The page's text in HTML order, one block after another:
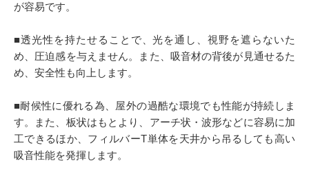
が容易です。
■透光性を持たせることで、光を通し、視野を遮らないた
め、圧迫感を与えません。また、吸音材の背後が見通せるた
め、安全性も向上します。
■耐候性に優れる為、屋外の過酷な環境でも性能が持続しま
す。また、板状はもとより、アーチ状・波形などに容易に加
工できるほか、フィルバーT単体を天井から吊るしても高い
吸音性能を発揮します。